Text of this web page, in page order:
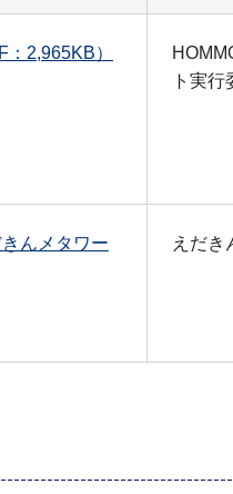
2,965KB）
ト実行
んメタワー
えだき